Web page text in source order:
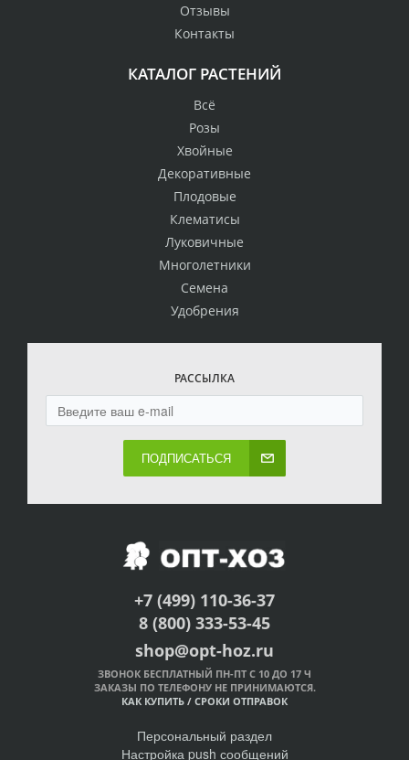
Отзывы
Контакты
КАТАЛОГ РАСТЕНИЙ
Всё
Розы
Хвойные
Декоративные
Плодовые
Клематисы
Луковичные
Многолетники
Семена
Удобрения
РАССЫЛКА
ПОДПИСАТЬСЯ
+7 (499) 110-36-37
8 (800) 333-53-45
shop@opt-hoz.ru
ЗВОНОК БЕСПЛАТНЫЙ ПН-ПТ С 10 ДО 17 Ч
ЗАКАЗЫ ПО ТЕЛЕФОНУ НЕ ПРИНИМАЮТСЯ.
КАК КУПИТЬ / СРОКИ ОТПРАВОК
Персональный раздел
Настройка push сообщений